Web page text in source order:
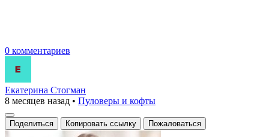
0 комментариев
Екатерина Стогман
8 месяцев назад • Пуловеры и кофты
Поделиться Копировать ссылку Пожаловаться